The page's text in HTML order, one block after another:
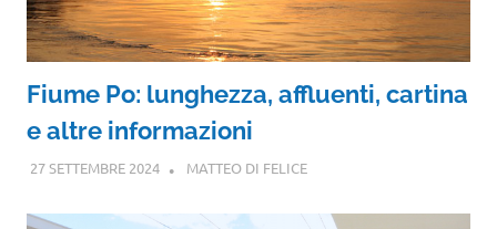
Fiume Po: lunghezza, affluenti, cartina
e altre informazioni
27 SETTEMBRE 2024 MATTEO DI FELICE